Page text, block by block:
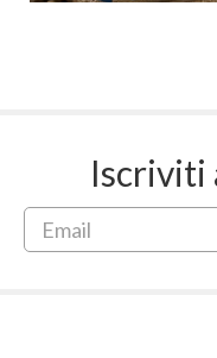
Iscriviti